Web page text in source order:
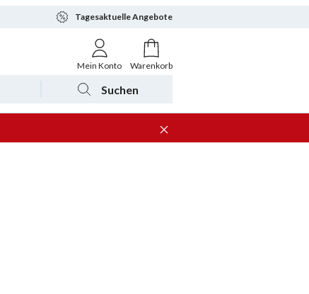
Tagesaktuelle Angebote
Mein Konto Warenkorb
Suchen